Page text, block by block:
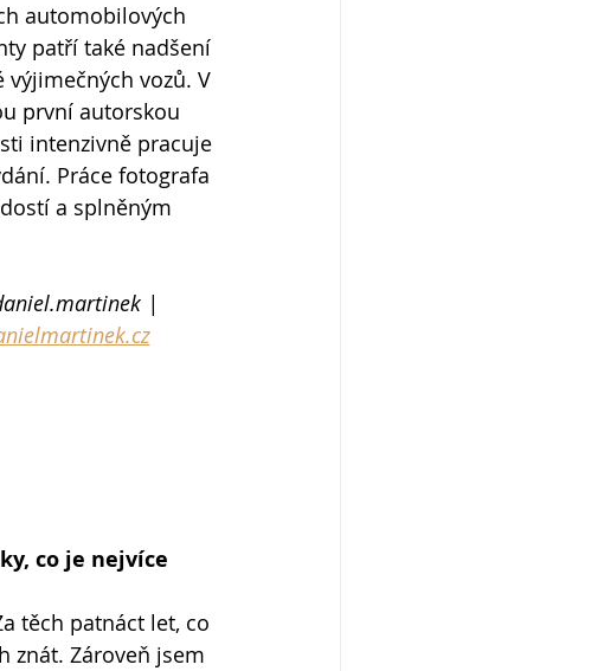
automobilových
patří také nadšení
vozů. V
první autorskou
intenzivně pracuje
Práce fotografa
a splněným
|
co je nejvíce
těch patnáct let, co
znát. Zároveň jsem